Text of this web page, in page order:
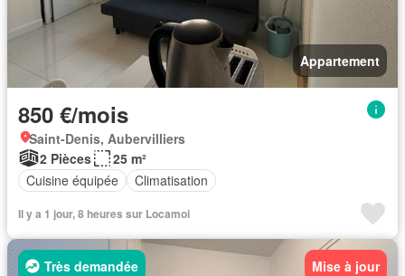
Appartement
850 €/mois
Saint-Denis, Aubervilliers
2 Pièces
25 m²
Cuisine équipée
Climatisation
Il y a 1 jour, 8 heures sur Locamoi
Très demandée Mise à jour